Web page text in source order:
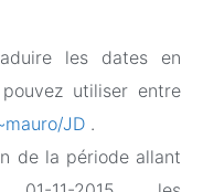
les dates en
utiliser entre
JD .
de la période allant